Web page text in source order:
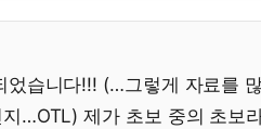
습니다!!! (…그렇게 자료를
…OTL) 제가 초보 중의 초보